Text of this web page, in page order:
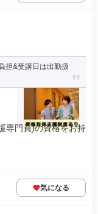
担&受講日は出勤扱
専門員)の資格をお持
気になる